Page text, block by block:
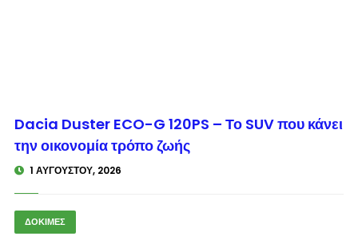
© enkinisi.gr
Dacia Duster ECO-G 120PS – Το SUV που κάνει
την οικονομία τρόπο ζωής
1 ΑΥΓΟΎΣΤΟΥ, 2026
ΔΟΚΙΜΕΣ